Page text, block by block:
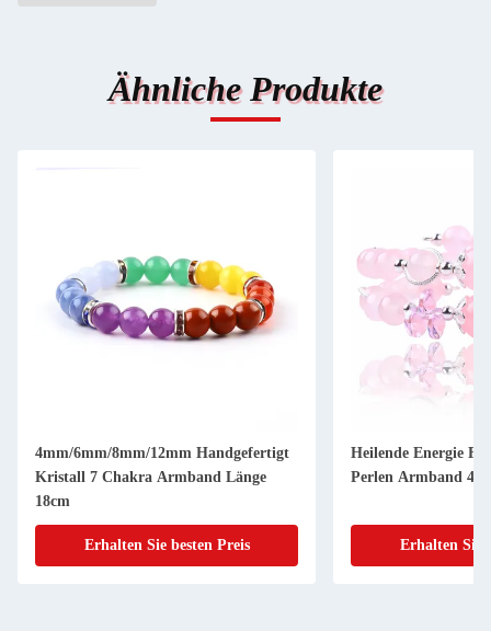
Ähnliche Produkte
4mm/6mm/8mm/12mm Handgefertigt
Kristall 7 Chakra Armband Länge
18cm
Erhalten Sie besten Preis
Heilende Energie
Perlen Armband 4/
Erhalten Sie